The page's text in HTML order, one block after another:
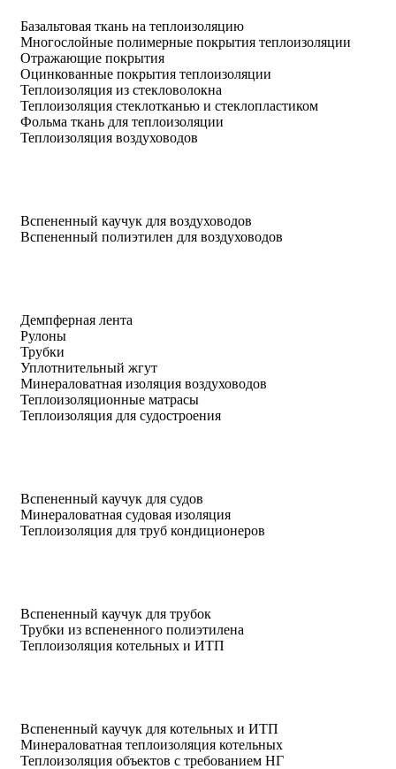
Базальтовая ткань на теплоизоляцию
Многослойные полимерные покрытия теплоизоляции
Отражающие покрытия
Оцинкованные покрытия теплоизоляции
Теплоизоляция из стекловолокна
Теплоизоляция стеклотканью и стеклопластиком
Фольма ткань для теплоизоляции
Теплоизоляция воздуховодов
Вспененный каучук для воздуховодов
Вспененный полиэтилен для воздуховодов
Демпферная лента
Рулоны
Трубки
Уплотнительный жгут
Минераловатная изоляция воздуховодов
Теплоизоляционные матрасы
Теплоизоляция для судостроения
Вспененный каучук для судов
Минераловатная судовая изоляция
Теплоизоляция для труб кондиционеров
Вспененный каучук для трубок
Трубки из вспененного полиэтилена
Теплоизоляция котельных и ИТП
Вспененный каучук для котельных и ИТП
Минераловатная теплоизоляция котельных
Теплоизоляция объектов с требованием НГ